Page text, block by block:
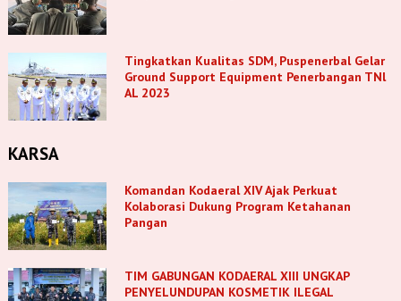
Tingkatkan Kualitas SDM, Puspenerbal Gelar
Ground Support Equipment Penerbangan TNl
AL 2023
KARSA
Komandan Kodaeral XIV Ajak Perkuat
Kolaborasi Dukung Program Ketahanan
Pangan
TIM GABUNGAN KODAERAL XIII UNGKAP
PENYELUNDUPAN KOSMETIK ILEGAL